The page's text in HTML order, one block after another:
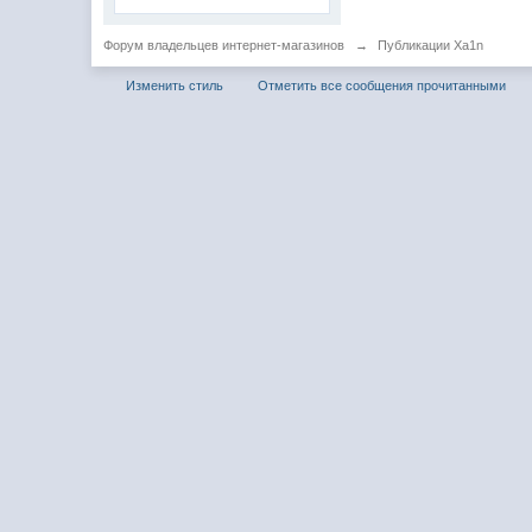
Форум владельцев интернет-магазинов → Публикации Xa1n
Изменить стиль Отметить все сообщения прочитанными